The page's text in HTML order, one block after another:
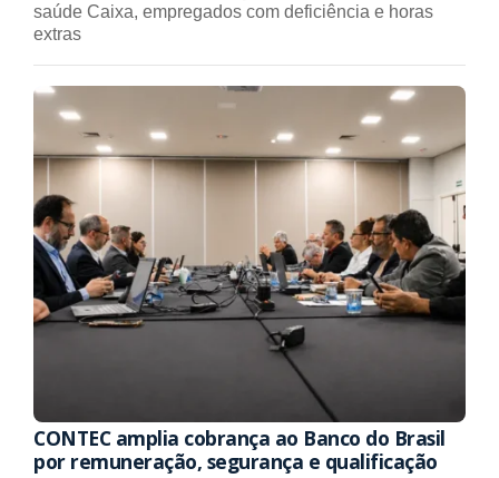
saúde Caixa, empregados com deficiência e horas
extras
CONTEC amplia cobrança ao Banco do Brasil
por remuneração, segurança e qualificação